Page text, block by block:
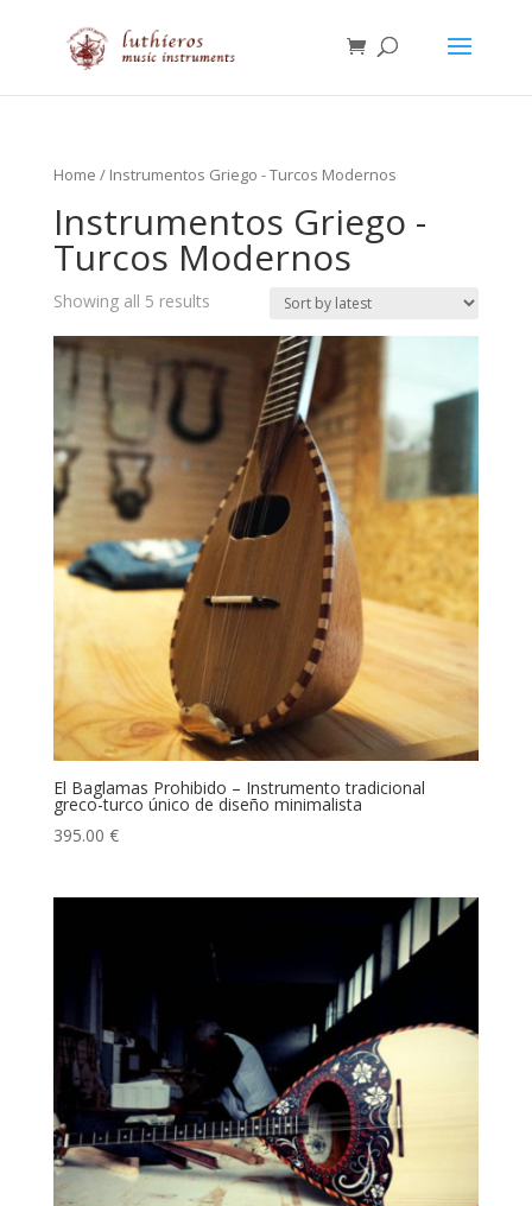
Home / Instrumentos Griego - Turcos Modernos
Instrumentos Griego -
Turcos Modernos
Showing all 5 results
El Baglamas Prohibido – Instrumento tradicional
greco-turco único de diseño minimalista
395.00 €